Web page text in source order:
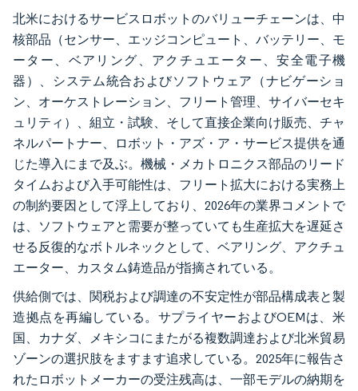
北米におけるサービスロボットのバリューチェーンは、中
核部品（センサー、エッジコンピュート、バッテリー、モ
ーター、ベアリング、アクチュエーター、安全電子機
器）、システム統合およびソフトウェア（ナビゲーショ
ン、オーケストレーション、フリート管理、サイバーセキ
ュリティ）、組立・試験、そして直接企業向け販売、チャ
ネルパートナー、ロボット・アズ・ア・サービス提供を通
じた導入にまで及ぶ。機械・メカトロニクス部品のリード
タイムおよび入手可能性は、フリート拡大における実務上
の制約要因として浮上しており、2026年の業界コメントで
は、ソフトウェアと需要が整っていても生産拡大を遅延さ
せる反復的なボトルネックとして、ベアリング、アクチュ
エーター、カスタム鋳造品が指摘されている。
供給側では、関税および調達の不安定性が部品構成表と製
造拠点を再編している。サプライヤーおよびOEMは、米
国、カナダ、メキシコにまたがる複数調達および北米貿易
ゾーンの選択肢をますます追求している。2025年に報告さ
れたロボットメーカーの受注残高は、一部モデルの納期を